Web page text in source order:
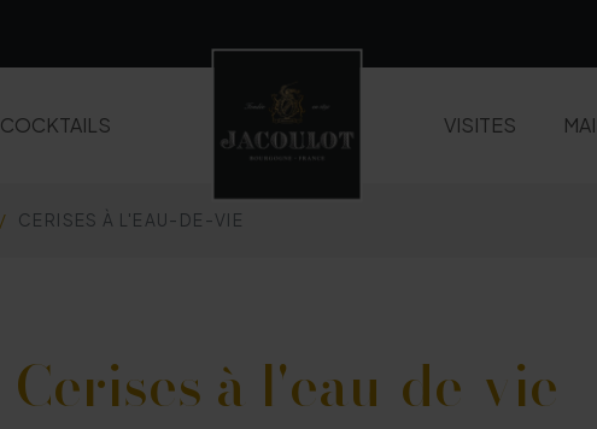
COCKTAILS VISITES
CERISES À L'EAU-DE-VIE
Cerises à l'eau-de-vie